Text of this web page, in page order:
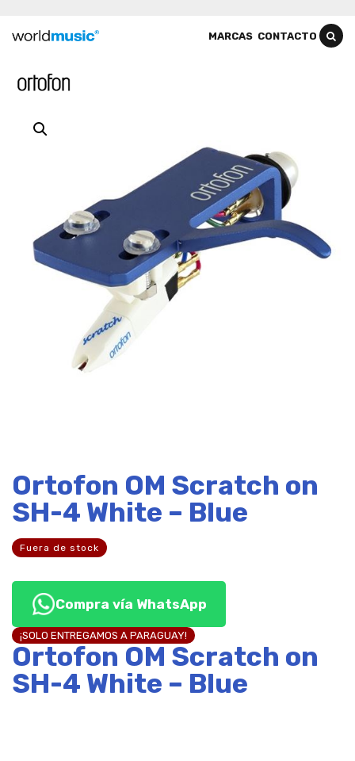
MARCAS CONTACTO
Ortofon OM Scratch on
SH-4 White – Blue
Fuera de stock
Compra vía WhatsApp
¡SOLO ENTREGAMOS A PARAGUAY!
Ortofon OM Scratch on
SH-4 White – Blue